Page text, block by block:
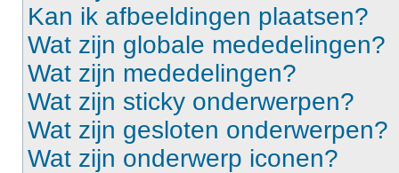
Kan ik afbeeldingen plaatsen?
Wat zijn globale mededelingen?
Wat zijn mededelingen?
Wat zijn sticky onderwerpen?
Wat zijn gesloten onderwerpen?
Wat zijn onderwerp iconen?